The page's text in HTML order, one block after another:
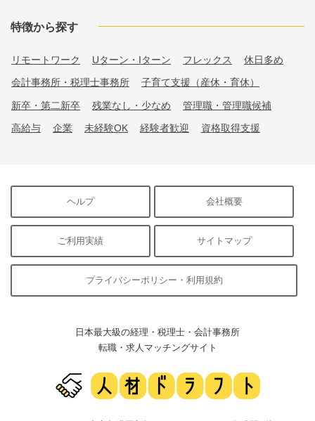
特徴から探す
リモートワーク Uターン・Iターン フレックス 休日多め
会計事務所・税理士事務所 子育て支援（産休・育休）
新卒・第二新卒 残業なし・少なめ 管理職・管理職候補
高給与 企業 未経験OK 経験者歓迎 資格取得支援
ヘルプ 会社概要
ご利用実績 サイトマップ
プライバシーポリシー・利用規約
日本最大級の経理・税理士・会計事務所
転職・求人マッチングサイト